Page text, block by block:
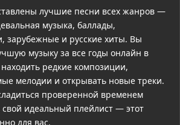
лучшие песни всех жанров —
музыка, баллады,
зарубежные и русские хиты. Вы
музыку за все годы онлайн в
редкие композиции,
мелодии и открывать новые треки.
проверенной временем
свой идеальный плейлист — этот
для вас.